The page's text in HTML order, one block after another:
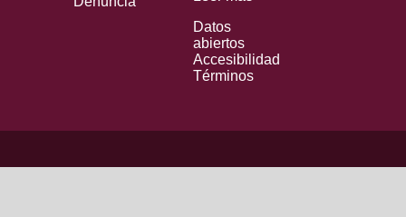
Datos
abiertos
Accesibilidad
Términos